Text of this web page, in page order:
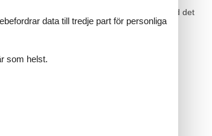
golfbaner, Vadehavet, Havneby med det
data till tredje part för personliga
som helst.